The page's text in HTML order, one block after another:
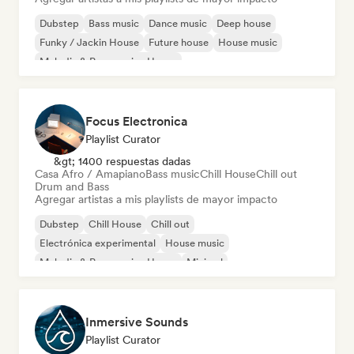
Dubstep Bass music Dance music
Deep house
Funky / Jackin House
Future house
House music
Melodic & Progressive House
Focus Electronica
Playlist Curator
&gt; 1400 respuestas dadas
Casa Afro / AmapianoBass musicChill HouseChill out
Drum and Bass
Agregar artistas a mis playlists de mayor impacto
Dubstep Chill House
Chill out
Electrónica experimental
House music
Melodic & Progressive House
Minimal
Inmersive Sounds
Playlist Curator